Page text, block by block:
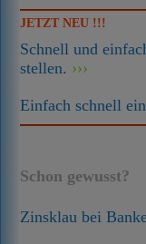
JETZT NEU !!!
Schnell und
stellen.
Einfach schnell
Schon gewusst?
Zinsklau bei